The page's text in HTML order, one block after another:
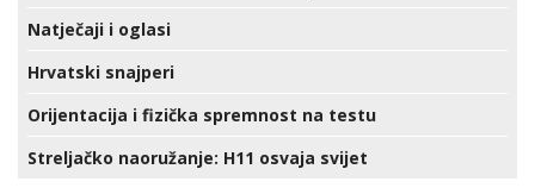
Natječaji i oglasi
Hrvatski snajperi
Orijentacija i fizička spremnost na testu
Streljačko naoružanje: H11 osvaja svijet